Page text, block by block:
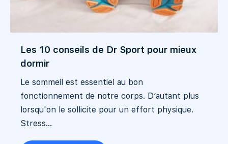
Les 10 conseils de Dr Sport pour mieux
dormir
Le sommeil est essentiel au bon
fonctionnement de notre corps. D’autant plus
lorsqu'on le sollicite pour un effort physique.
Stress...